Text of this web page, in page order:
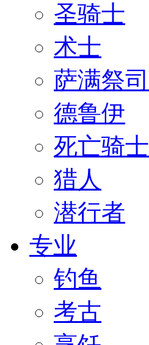
圣骑士
术士
萨满祭司
德鲁伊
死亡骑士
猎人
潜行者
专业
钓鱼
考古